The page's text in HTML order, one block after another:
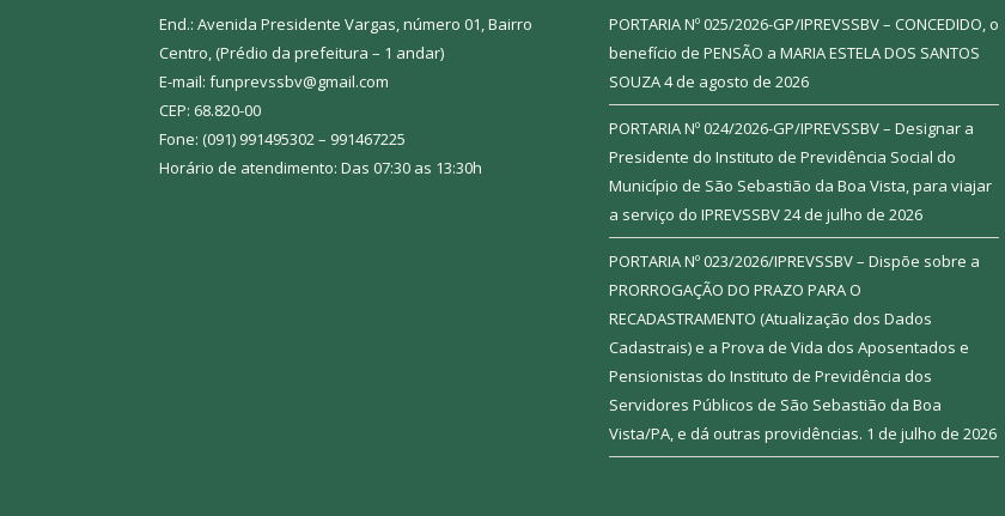
End.: Avenida Presidente Vargas, número 01, Bairro
Centro, (Prédio da prefeitura – 1 andar)
E-mail: funprevssbv@gmail.com
CEP: 68.820-00
Fone: (091) 991495302 – 991467225
Horário de atendimento: Das 07:30 as 13:30h
PORTARIA Nº 025/2026-GP/IPREVSSBV – CONCEDIDO, o
benefício de PENSÃO a MARIA ESTELA DOS SANTOS
SOUZA4 de agosto de 2026
PORTARIA Nº 024/2026-GP/IPREVSSBV – Designar a
Presidente do Instituto de Previdência Social do
Município de São Sebastião da Boa Vista, para viajar
a serviço do IPREVSSBV24 de julho de 2026
PORTARIA Nº 023/2026/IPREVSSBV – Dispõe sobre a
PRORROGAÇÃO DO PRAZO PARA O
RECADASTRAMENTO (Atualização dos Dados
Cadastrais) e a Prova de Vida dos Aposentados e
Pensionistas do Instituto de Previdência dos
Servidores Públicos de São Sebastião da Boa
Vista/PA, e dá outras providências. 1 de julho de 2026